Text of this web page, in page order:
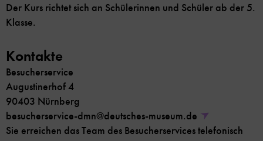
Der Kurs richtet sich an Schülerinnen und Schüler ab der 5.
Klasse.
Kontakte
Besucherservice
Augustinerhof 4
90403 Nürnberg
besucherservice-dmn@deutsches-museum.de
Sie erreichen das Team des Besucherservices telefonisch